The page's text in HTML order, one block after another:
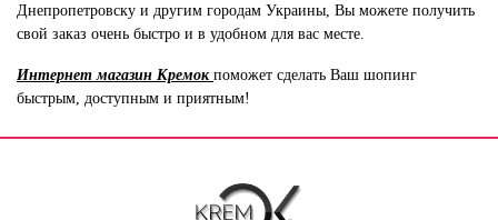
Днепропетровску и другим городам Украины, Вы можете получить
свой заказ очень быстро и в удобном для вас месте.
Интернет магазин Кремок поможет сделать Ваш шопинг
быстрым, доступным и приятным!